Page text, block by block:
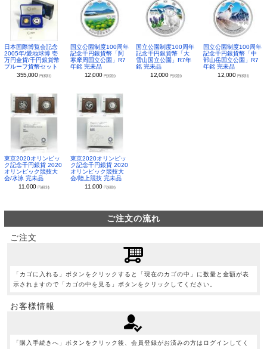
日本国際博覧会記念
2005年/愛地球博 壱
万円金貨/千円銀貨幣
プルーフ貨幣セット
355,000 円(税別)
国立公園制度100周年
記念千円銀貨幣「阿
寒摩周国立公園」R7
年銘 完未品
12,000 円(税別)
国立公園制度100周年
記念千円銀貨幣「大
雪山国立公園」R7年
銘 完未品
12,000 円(税別)
国立公園制度100周年
記念千円銀貨幣「中
部山岳国立公園」R7
年銘 完未品
12,000 円(税別)
東京2020オリンピッ
ク記念千円銀貨 2020
オリンピック競技大
会/水泳 完未品
11,000円(税別)
東京2020オリンピッ
ク記念千円銀貨 2020
オリンピック競技大
会/陸上競技 完未品
11,000 円(税別)
ご注文の流れ
ご注文
「カゴに入れる」ボタンをクリックすると「現在のカゴの中」に数量と金額が表
示されますので「カゴの中を見る」ボタンをクリックしてください。
お客様情報
「購入手続きへ」ボタンをクリック後、会員登録がお済みの方はログインしてく